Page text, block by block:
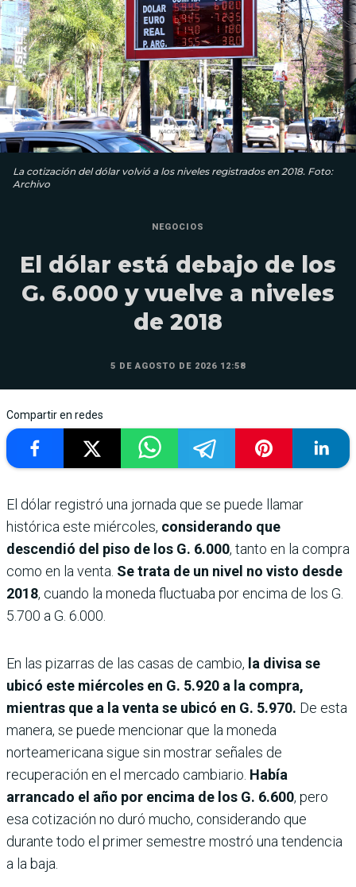
La cotización del dólar volvió a los niveles registrados en 2018. Foto:
Archivo
NEGOCIOS
El dólar está debajo de los
G. 6.000 y vuelve a niveles
de 2018
5 DE AGOSTO DE 2026 12:58
Compartir en redes
El dólar registró una jornada que se puede llamar
histórica este miércoles, considerando que
descendió del piso de los G. 6.000, tanto en la compra
como en la venta. Se trata de un nivel no visto desde
2018, cuando la moneda fluctuaba por encima de los G.
5.700 a G. 6.000.
En las pizarras de las casas de cambio, la divisa se
ubicó este miércoles en G. 5.920 a la compra,
mientras que a la venta se ubicó en G. 5.970. De esta
manera, se puede mencionar que la moneda
norteamericana sigue sin mostrar señales de
recuperación en el mercado cambiario. Había
arrancado el año por encima de los G. 6.600, pero
esa cotización no duró mucho, considerando que
durante todo el primer semestre mostró una tendencia
a la baja.